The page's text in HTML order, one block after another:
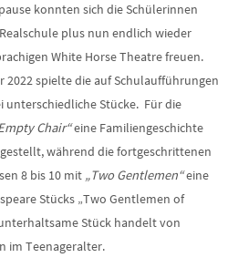
konnten sich die Schülerinnen
plus nun endlich wieder
White Horse Theatre freuen.
2022 spielte die auf Schulaufführungen
unterschiedliche Stücke. Für die
Chair“eine Familiengeschichte
während die fortgeschrittenen
8 bis 10 mit „Two Gentlemen“eine
Stücks „Two Gentlemen of
Stück handelt von
im Teenageralter.